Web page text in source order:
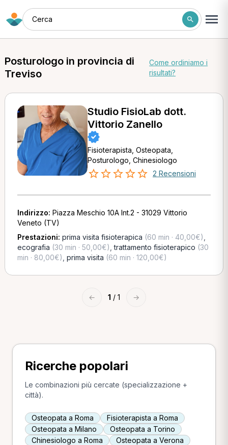
Cerca
Posturologo in provincia di
Treviso
Come ordiniamo i
risultati?
Studio FisioLab dott.
Vittorio Zanello
Fisioterapista, Osteopata,
Posturologo, Chinesiologo
2 Recensioni
Indirizzo: Piazza Meschio 10A Int.2 - 31029 Vittorio
Veneto (TV)
Prestazioni: prima visita fisioterapica (60 min · 40,00€)
ecografia (30 min · 50,00€) ,trattamento fisioterapico (30
min · 80,00€) prima visita (60 min · 120,00€)
← 1 / 1 →
Ricerche popolari
Le combinazioni più cercate (specializzazione +
città).
Osteopata a Roma
Fisioterapista a Roma
Osteopata a Milano
Osteopata a Torino
Chinesiologo a Roma
Osteopata a Verona